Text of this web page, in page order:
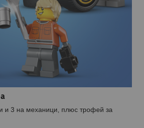
и 3 на механици, плюс трофей за